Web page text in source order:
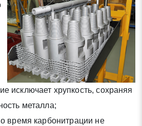
исключает хрупкость, сохраняя
металла;
время карбонитрации не
обратный звонок
Закрыть